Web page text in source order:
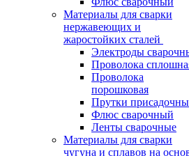
Материалы для сварки
нержавеющих и
жаростойких сталей
Электроды
Проволока
Проволока
порошковая
Прутки
Флюс сварочный
Ленты сварочные
Материалы для сварки
чугуна и сплавов на